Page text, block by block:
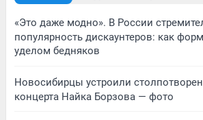
«Это даже модно». В России
популярность дискаунтеров: как
уделом бедняков
Новосибирцы устроили
концерта Найка Борзова — фото